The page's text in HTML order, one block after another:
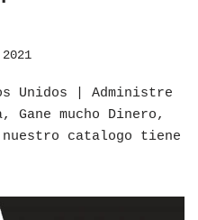
Unidos | Administre
Gane mucho Dinero,
nuestro catalogo tiene